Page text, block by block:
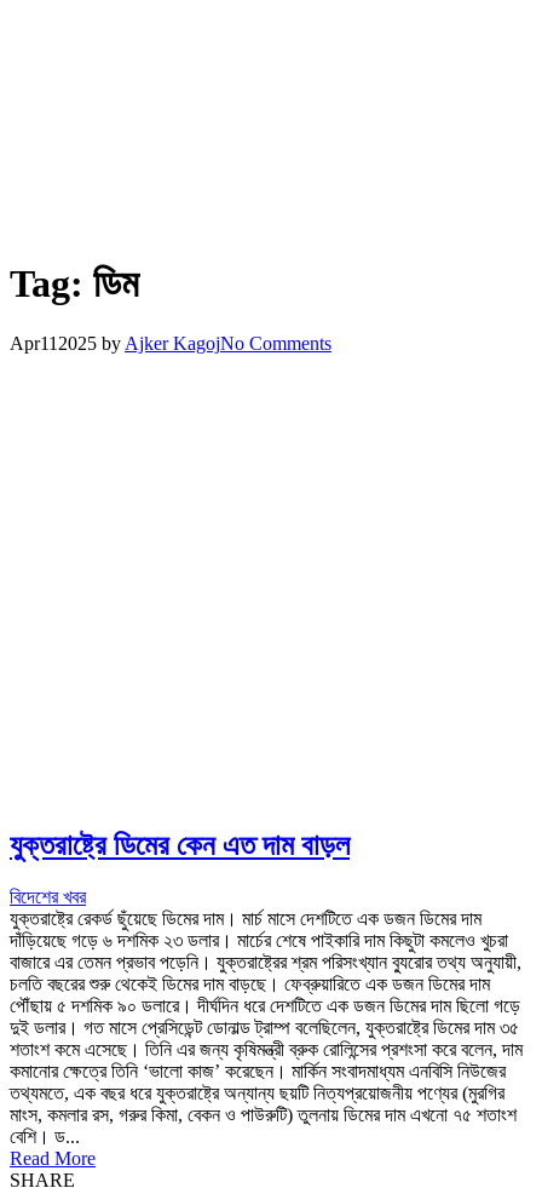
Tag: ডিম
Apr11 2025 by Ajker KagojNo Comments
যুক্তরাষ্ট্রে ডিমের কেন এত দাম বাড়ল
বিদেশের খবর
যুক্তরাষ্ট্রে রেকর্ড ছুঁয়েছে ডিমের দাম। মার্চ মাসে দেশটিতে এক ডজন ডিমের দাম
দাঁড়িয়েছে গড়ে ৬ দশমিক ২৩ ডলার। মার্চের শেষে পাইকারি দাম কিছুটা কমলেও খুচরা
বাজারে এর তেমন প্রভাব পড়েনি। যুক্তরাষ্ট্রের শ্রম পরিসংখ্যান ব্যুরোর তথ্য অনুযায়ী,
চলতি বছরের শুরু থেকেই ডিমের দাম বাড়ছে। ফেব্রুয়ারিতে এক ডজন ডিমের দাম
পৌঁছায় ৫ দশমিক ৯০ ডলারে। দীর্ঘদিন ধরে দেশটিতে এক ডজন ডিমের দাম ছিলো গড়ে
দুই ডলার। গত মাসে প্রেসিডেন্ট ডোনাল্ড ট্রাম্প বলেছিলেন, যুক্তরাষ্ট্রে ডিমের দাম ৩৫
শতাংশ কমে এসেছে। তিনি এর জন্য কৃষিমন্ত্রী ব্রুক রোলিন্সের প্রশংসা করে বলেন, দাম
কমানোর ক্ষেত্রে তিনি ‘ভালো কাজ’ করেছেন। মার্কিন সংবাদমাধ্যম এনবিসি নিউজের
তথ্যমতে, এক বছর ধরে যুক্তরাষ্ট্রে অন্যান্য ছয়টি নিত্যপ্রয়োজনীয় পণ্যের (মুরগির
মাংস, কমলার রস, গরুর কিমা, বেকন ও পাউরুটি) তুলনায় ডিমের দাম এখনো ৭৫ শতাংশ
বেশি। ড...
Read More
SHARE